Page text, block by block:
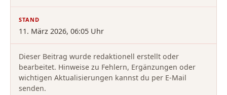
STAND
11. März 2026, 06:05 Uhr
Dieser Beitrag wurde redaktionell erstellt oder
bearbeitet. Hinweise zu Fehlern, Ergänzungen oder
wichtigen Aktualisierungen kannst du per E-Mail
senden.